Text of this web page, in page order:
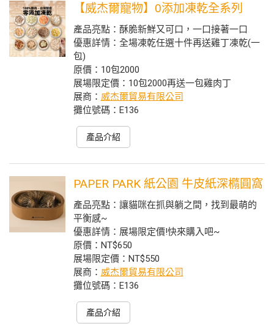
【威杰爾寵物】0添加凍乾全系列
產品亮點：酥脆新鮮又可口，一口接著一口
優惠詳情：全場凍乾任選十件再送雞丁凍乾(一
包)
原價：10包2000
展場限定價：10包2000再送一包雞肉丁
展商： 威杰爾貿易有限公司
攤位號碼：E136
產品介紹
PAPER PARK 紙公園 牛皮紙深橢圓窩
產品亮點：讓貓咪在抓與躺之間，找到最萌的
平衡感~
優惠詳情：展場限定價!快來購入吧~
原價：NT$650
展場限定價：NT$550
展商： 威杰爾貿易有限公司
攤位號碼：E136
產品介紹